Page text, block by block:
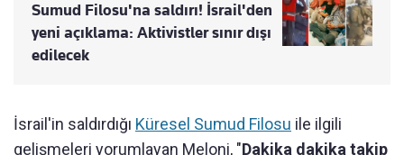
Sumud Filosu'na saldırı! İsrail'den
yeni açıklama: Aktivistler sınır dışı
edilecek
İsrail'in saldırdığı Küresel Sumud Filosu ile ilgili
gelişmeleri yorumlayan Meloni, "Dakika dakika takip